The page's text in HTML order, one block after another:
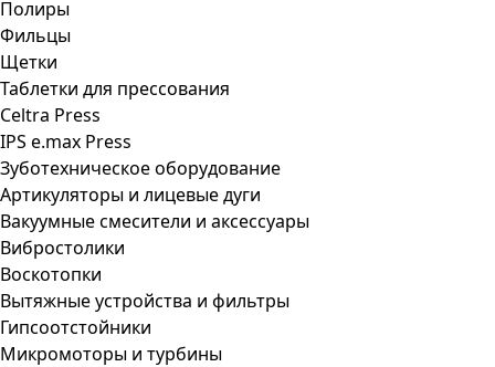
Полиры
Фильцы
Щетки
Таблетки для прессования
Celtra Press
IPS e.max Press
Зуботехническое оборудование
Артикуляторы и лицевые дуги
Вакуумные смесители и аксессуары
Вибростолики
Воскотопки
Вытяжные устройства и фильтры
Гипсоотстойники
Микромоторы и турбины